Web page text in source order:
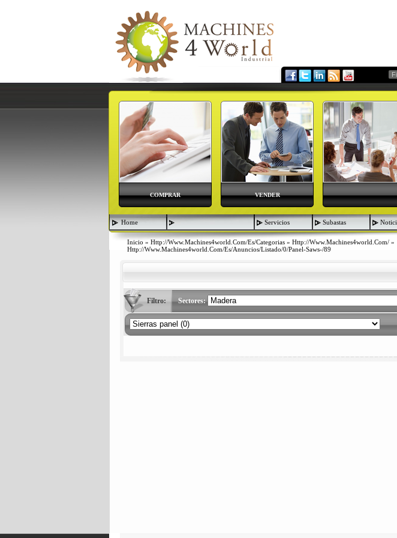
VENDER
COMPRAR
Home Servicios Subastas
Inicio » Http://www.machines4world.com/es/categorias » Http://www.machines4world.com/ »
Http://www.machines4world.com/es/anuncios/listado/0/panel-Saws-/89
Filtro: Sectores: